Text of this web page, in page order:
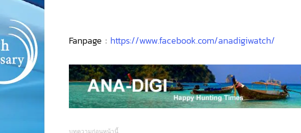
Fanpage : https://www.facebook.com/anadigiwatch/
บทความก่อนหน้านี้